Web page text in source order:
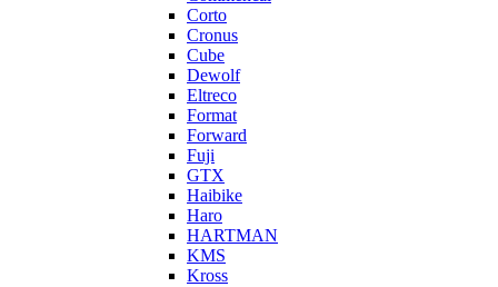
Corto
Cronus
Cube
Dewolf
Eltreco
Format
Forward
Fuji
GTX
Haibike
Haro
HARTMAN
KMS
Kross